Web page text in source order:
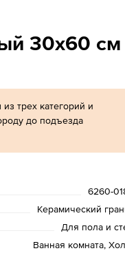
30x60
из трех категорий и
до подъезда
6260-
Керамический
Для пола и
Ванная комната,